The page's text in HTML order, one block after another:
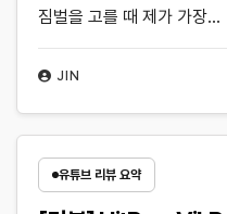
JIN
짐벌을 고를 때 제가 가장…
유튜브 리뷰 요약